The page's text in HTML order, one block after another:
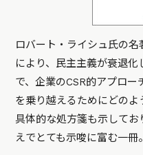
ロバート・ライシュ氏の
により、民主主義が衰退
で、企業のCSR的アプロ
を乗り越えるためにどのよ
具体的な処方箋も示してお
えでとても示唆に富む一冊。